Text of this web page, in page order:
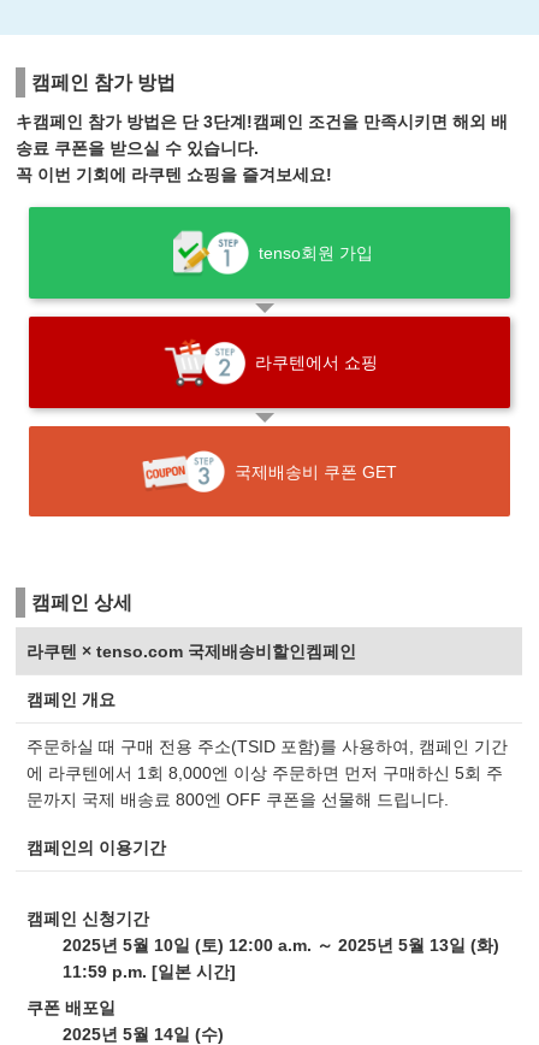
캠페인 참가 방법
キ캠페인 참가 방법은 단 3단계!캠페인 조건을 만족시키면 해외 배
송료 쿠폰을 받으실 수 있습니다.
꼭 이번 기회에 라쿠텐 쇼핑을 즐겨보세요!
tenso회원 가입
라쿠텐에서 쇼핑
국제배송비 쿠폰 GET
캠페인 상세
라쿠텐 × tenso.com 국제배송비할인켐페인
캠페인 개요
주문하실 때 구매 전용 주소(TSID 포함)를 사용하여, 캠페인 기간
에 라쿠텐에서 1회 8,000엔 이상 주문하면 먼저 구매하신 5회 주
문까지 국제 배송료 800엔 OFF 쿠폰을 선물해 드립니다.
캠페인의 이용기간
캠페인 신청기간
2025년 5월 10일 (토) 12:00 a.m. ～ 2025년 5월 13일 (화)
11:59 p.m. [일본 시간]
쿠폰 배포일
2025년 5월 14일 (수)